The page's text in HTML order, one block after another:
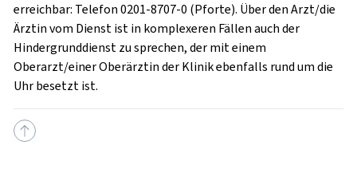
erreichbar: Telefon 0201-8707-0 (Pforte). Über den Arzt/die
Ärztin vom Dienst ist in komplexeren Fällen auch der
Hindergrunddienst zu sprechen, der mit einem
Oberarzt/einer Oberärztin der Klinik ebenfalls rund um die
Uhr besetzt ist.